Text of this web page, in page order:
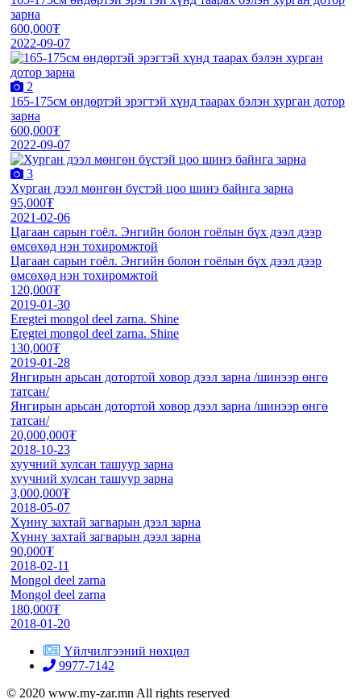
зарна
600,000₮
2022-09-07
2
165-175см өндөртэй эрэгтэй хүнд таарах бэлэн хурган дотор
зарна
600,000₮
2022-09-07
3
Хурган дээл мөнгөн бүстэй цоо шинэ байнга зарна
95,000₮
2021-02-06
Цагаан сарын гоёл. Энгийн болон гоёлын бүх дээл дээр
өмсөхөд нэн тохиромжтой
Цагаан сарын гоёл. Энгийн болон гоёлын бүх дээл дээр
өмсөхөд нэн тохиромжтой
120,000₮
2019-01-30
Eregtei mongol deel zarna. Shine
Eregtei mongol deel zarna. Shine
130,000₮
2019-01-28
Янгирын арьсан дотортой ховор дээл зарна /шинээр өнгө
татсан/
Янгирын арьсан дотортой ховор дээл зарна /шинээр өнгө
татсан/
20,000,000₮
2018-10-23
хуучний хулсан ташуур зарна
хуучний хулсан ташуур зарна
3,000,000₮
2018-05-07
Хүннү захтай загварын дээл зарна
Хүннү захтай загварын дээл зарна
90,000₮
2018-02-11
Mongol deel zarna
Mongol deel zarna
180,000₮
2018-01-20
Үйлчилгээний нөхцөл
9977-7142
© 2020 www.my-zar.mn All rights reserved